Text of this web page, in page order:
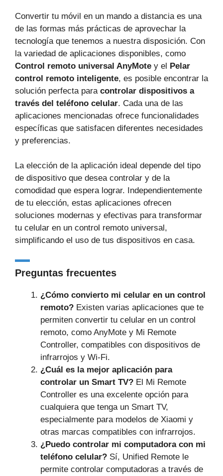
Convertir tu móvil en un mando a distancia es una
de las formas más prácticas de aprovechar la
tecnología que tenemos a nuestra disposición. Con
la variedad de aplicaciones disponibles, como
Control remoto universal AnyMote y el Pelar
control remoto inteligente, es posible encontrar la
solución perfecta para controlar dispositivos a
través del teléfono celular. Cada una de las
aplicaciones mencionadas ofrece funcionalidades
específicas que satisfacen diferentes necesidades
y preferencias.
La elección de la aplicación ideal depende del tipo
de dispositivo que desea controlar y de la
comodidad que espera lograr. Independientemente
de tu elección, estas aplicaciones ofrecen
soluciones modernas y efectivas para transformar
tu celular en un control remoto universal,
simplificando el uso de tus dispositivos en casa.
Preguntas frecuentes
¿Cómo convierto mi celular en un control
remoto? Existen varias aplicaciones que te
permiten convertir tu celular en un control
remoto, como AnyMote y Mi Remote
Controller, compatibles con dispositivos de
infrarrojos y Wi-Fi.
¿Cuál es la mejor aplicación para
controlar un Smart TV? El Mi Remote
Controller es una excelente opción para
cualquiera que tenga un Smart TV,
especialmente para modelos de Xiaomi y
otras marcas compatibles con infrarrojos.
¿Puedo controlar mi computadora con mi
teléfono celular? Sí, Unified Remote le
permite controlar computadoras a través de